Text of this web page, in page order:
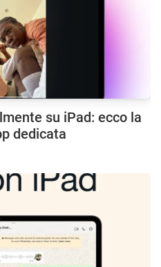
su iPad: ecco la
dedicata